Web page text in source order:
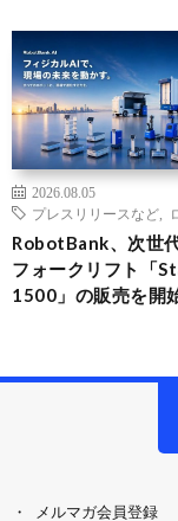
2026.08.05
プレスリリースなど
RobotBank、次世
フォークリフト「
1500」の販売を開
メルマガ会員登録